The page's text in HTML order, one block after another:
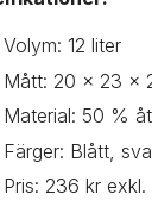
Volym: 12 liter
Mått: 20 x 23 x
Material: 50 %
Färger: Blått,
Pris: 236 kr exkl.